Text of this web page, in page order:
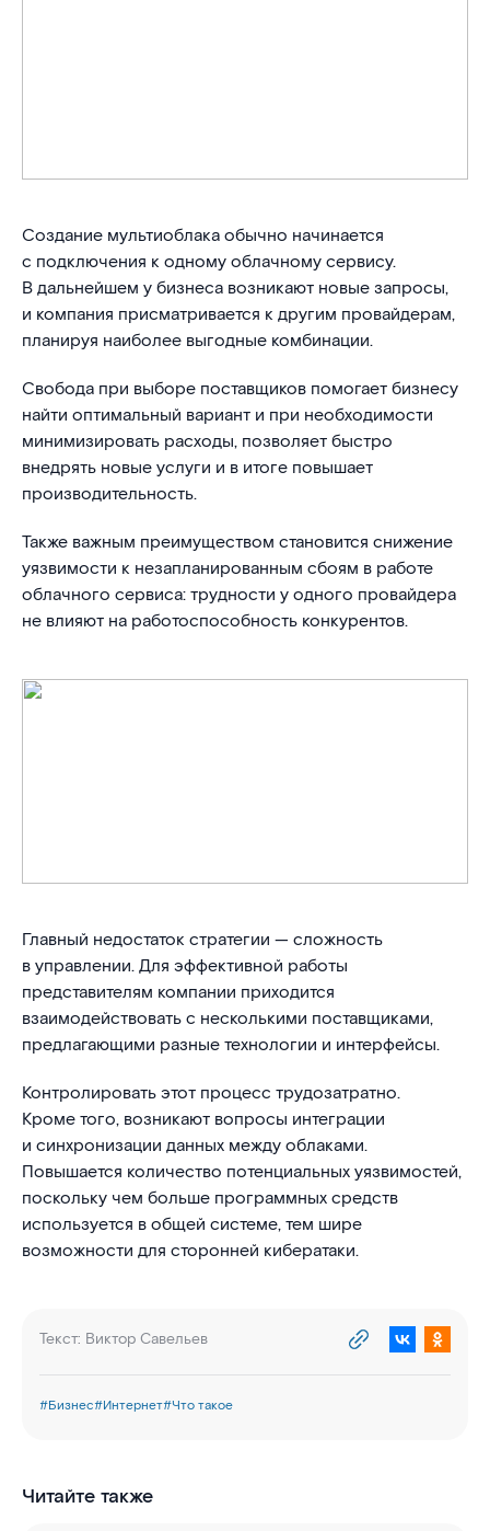
Создание мультиоблака обычно начинается
с подключения к одному облачному сервису.
В дальнейшем у бизнеса возникают новые запросы,
и компания присматривается к другим провайдерам,
планируя наиболее выгодные комбинации.
Свобода при выборе поставщиков помогает бизнесу
найти оптимальный вариант и при необходимости
минимизировать расходы, позволяет быстро
внедрять новые услуги и в итоге повышает
производительность.
Также важным преимуществом становится снижение
уязвимости к незапланированным сбоям в работе
облачного сервиса: трудности у одного провайдера
не влияют на работоспособность конкурентов.
Главный недостаток стратегии — сложность
в управлении. Для эффективной работы
представителям компании приходится
взаимодействовать с несколькими поставщиками,
предлагающими разные технологии и интерфейсы.
Контролировать этот процесс трудозатратно.
Кроме того, возникают вопросы интеграции
и синхронизации данных между облаками.
Повышается количество потенциальных уязвимостей,
поскольку чем больше программных средств
используется в общей системе, тем шире
возможности для сторонней кибератаки.
Текст: Виктор Савельев
#Бизнес#Интернет#Что такое
Читайте также